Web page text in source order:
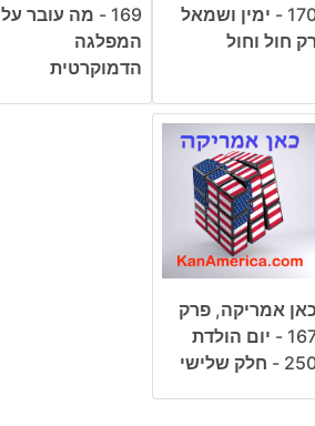
170 - ימין ושמאל
חול וחול
169 - מה עובר על
המפלגה
הדמוקרטית
אמריקה, פרק
167 - יום הולדת
- חלק שלישי